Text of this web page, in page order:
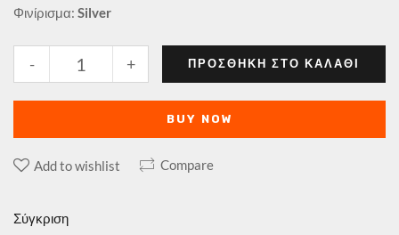
Φινίρισμα: Silver
+
- ΠΡΟΣΘΉΚΗ ΣΤΟ ΚΑΛΆΘΙ
BUY NOW
Add to wishlist Compare
Σύγκριση